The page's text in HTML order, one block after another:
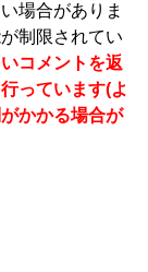
場合がありま
制限されてい
コメントを返
っています(よ
かかる場合が